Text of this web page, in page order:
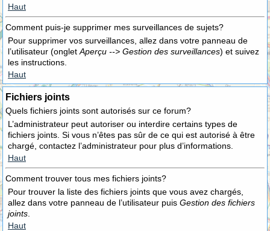
Haut
Comment puis-je supprimer mes surveillances de sujets?
Pour supprimer vos surveillances, allez dans votre panneau de
l’utilisateur (onglet Aperçu --> Gestion des surveillances) et suivez
les instructions.
Haut
Fichiers joints
Quels fichiers joints sont autorisés sur ce forum?
L’administrateur peut autoriser ou interdire certains types de
fichiers joints. Si vous n’êtes pas sûr de ce qui est autorisé à être
chargé, contactez l’administrateur pour plus d’informations.
Haut
Comment trouver tous mes fichiers joints?
Pour trouver la liste des fichiers joints que vous avez chargés,
allez dans votre panneau de l’utilisateur puis Gestion des fichiers
joints
Haut